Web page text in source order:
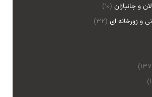
و جانبازان (10)
و زورخانه ای (32)